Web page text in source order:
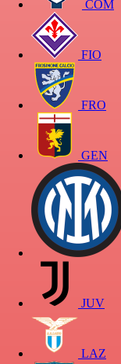
COM
FIO
FRO
GEN
JUV
LAZ